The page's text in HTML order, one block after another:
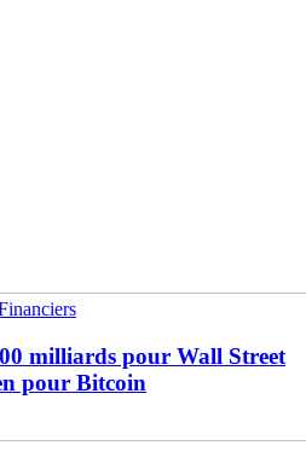
milliards pour Wall Street
pour Bitcoin